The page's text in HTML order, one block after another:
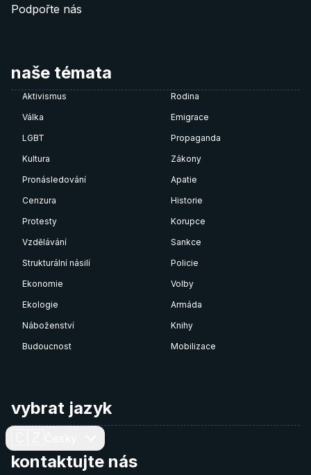
Podpořte nás
naše témata
Aktivismus
Rodina
Válka
Emigrace
LGBT
Propaganda
Kultura
Zákony
Pronásledování
Apatie
Cenzura
Historie
Protesty
Korupce
Vzdělávání
Sankce
Strukturální násilí
Policie
Ekonomie
Volby
Ekologie
Armáda
Náboženství
Knihy
Budoucnost
Mobilizace
vybrat jazyk
kontaktujte nás